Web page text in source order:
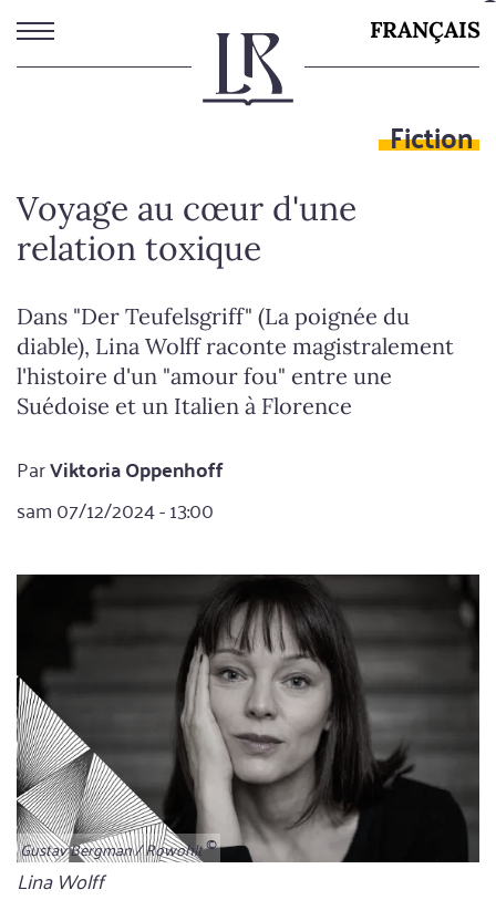
Aller
au
contenu
FRANÇAIS
Fiction
Voyage au cœur d'une
relation toxique
Dans "Der Teufelsgriff" (La poignée du
diable), Lina Wolff raconte magistralement
l'histoire d'un "amour fou" entre une
Suédoise et un Italien à Florence
ParViktoria Oppenhoff
sam 07/12/2024 - 13:00
Gustav Bergman / Rowohlt
Bildunterschrift
Lina Wolff